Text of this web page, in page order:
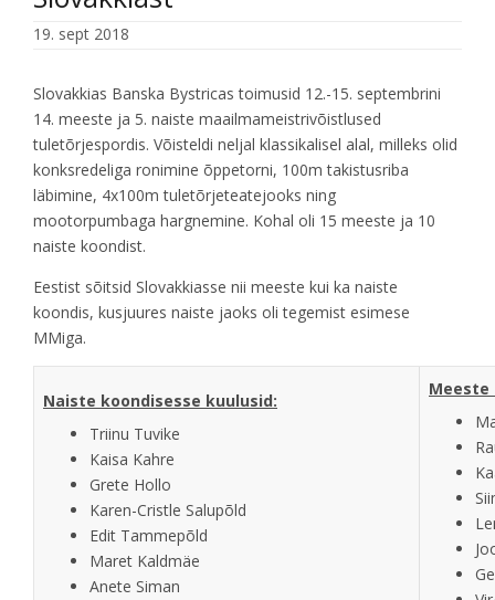
19. sept 2018
Slovakkias Banska Bystricas toimusid 12.-15. septembrini
14. meeste ja 5. naiste maailmameistrivõistlused
tuletõrjespordis. Võisteldi neljal klassikalisel alal, milleks olid
konksredeliga ronimine õppetorni, 100m takistusriba
läbimine, 4x100m tuletõrjeteatejooks ning
mootorpumbaga hargnemine. Kohal oli 15 meeste ja 10
naiste koondist.
Eestist sõitsid Slovakkiasse nii meeste kui ka naiste
koondis, kusjuures naiste jaoks oli tegemist esimese
MMiga.
Naiste koondisesse kuulusid:
Triinu Tuvike
Kaisa Kahre
Grete Hollo
Karen-Cristle Salupõld
Edit Tammepõld
Maret Kaldmäe
Anete Siman
Meeste